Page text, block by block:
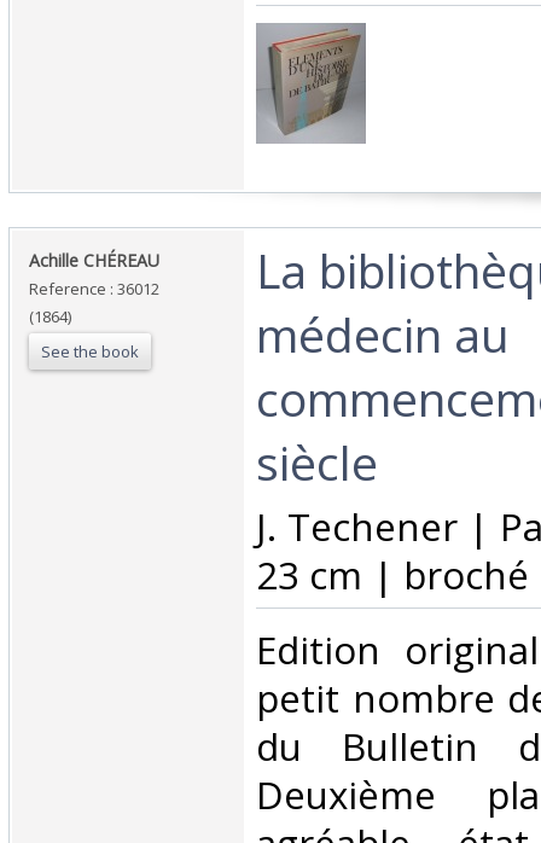
‎Achille CHÉREAU‎
Reference : 36012
(1864)
See the book
‎La
médecin au
siècle‎
‎J. Techener |
23 cm | broché‎
‎Edition
petit nombre
du Bulletin
Deuxième